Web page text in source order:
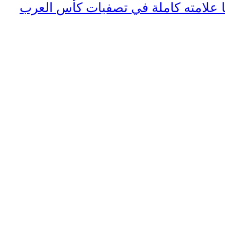
علامته كاملة في تصفيات كأس العرب